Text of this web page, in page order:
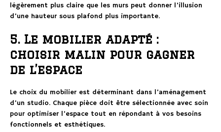
légèrement plus claire que les murs peut donner l’illusion
d’une hauteur sous plafond plus importante.
5. Le mobilier adapté :
choisir malin pour gagner
de l’espace
Le choix du mobilier est déterminant dans l’aménagement
d’un studio. Chaque pièce doit être sélectionnée avec soin
pour optimiser l’espace tout en répondant à vos besoins
fonctionnels et esthétiques.